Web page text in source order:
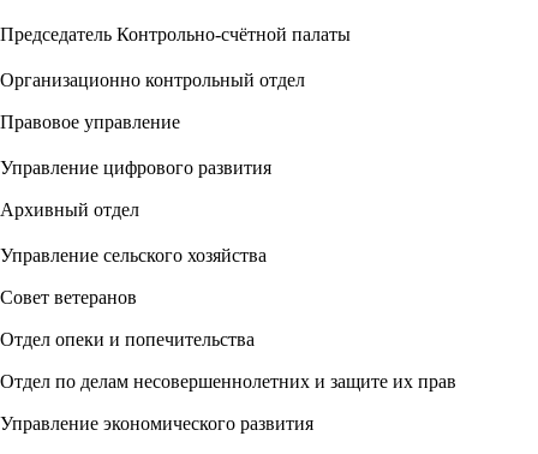
Председатель Контрольно-счётной палаты
Организационно контрольный отдел
Правовое управление
Управление цифрового развития
Архивный отдел
Управление сельского хозяйства
Совет ветеранов
Отдел опеки и попечительства
Отдел по делам несовершеннолетних и защите их прав
Управление экономического развития